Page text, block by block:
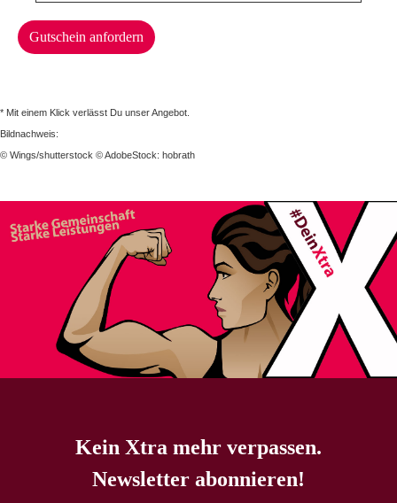
Gutschein anfordern
* Mit einem Klick verlässt Du unser Angebot.
Bildnachweis:
© Wings/shutterstock © AdobeStock: hobrath
Kein Xtra mehr verpassen.
Newsletter abonnieren!